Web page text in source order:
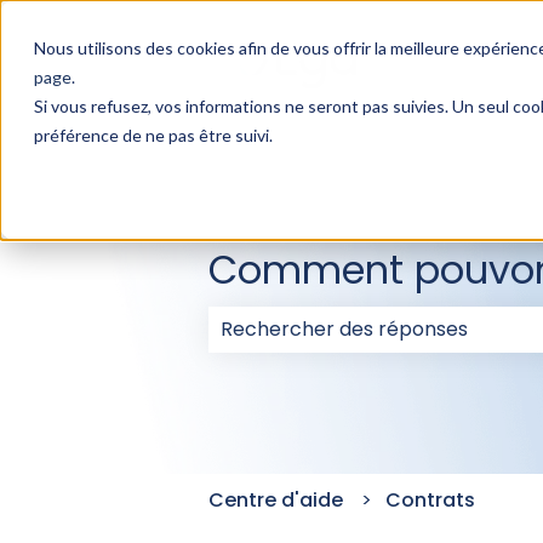
Nous utilisons des cookies afin de vous offrir la meilleure
page.
Si vous refusez, vos informations ne seront pas suivies. Un seul
préférence de ne pas être suivi.
Comment
Il n'y a aucune suggestion car
Centre d'aide Contrats